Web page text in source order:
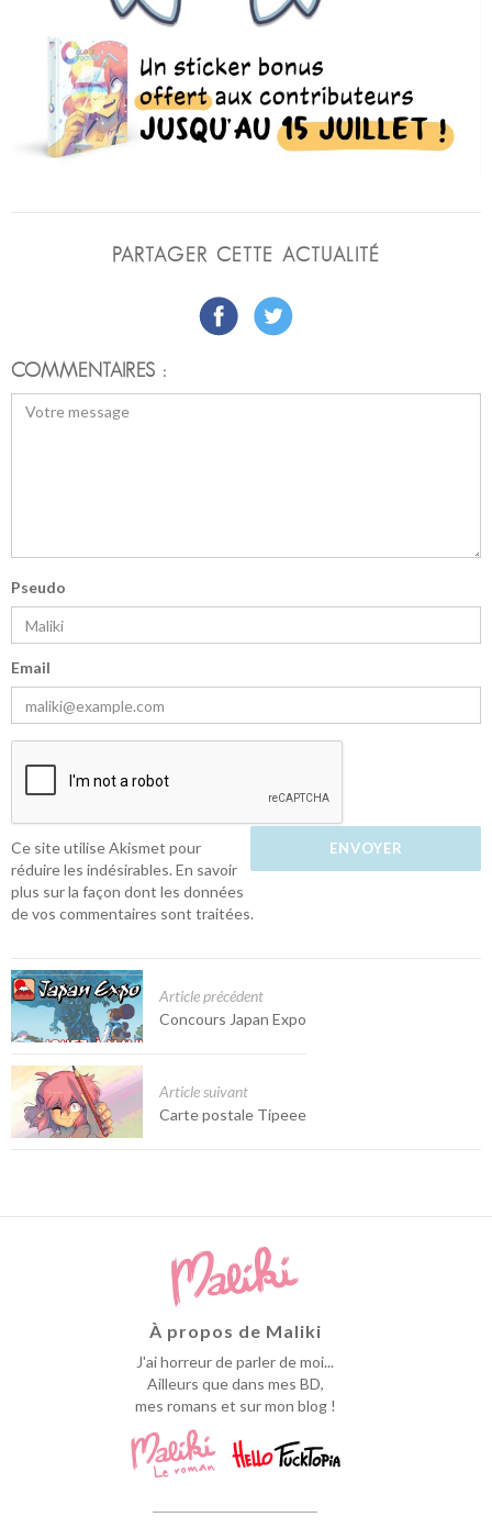
PARTAGER CETTE ACTUALITÉ
COMMENTAIRES :
Pseudo
Email
Ce site utilise Akismet pour
réduire les indésirables. En savoir
plus sur la façon dont les données
de vos commentaires sont traitées.
Article précédent
Concours Japan Expo
Article suivant
Carte postale Tipeee
À propos de Maliki
J'ai horreur de parler de moi...
Ailleurs que dans mes BD,
mes romans et sur mon blog !